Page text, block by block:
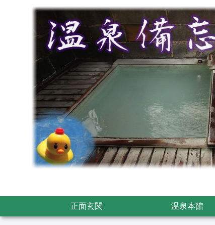
正面玄関 温泉本館